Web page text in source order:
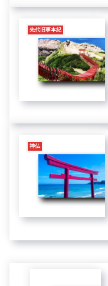
先代旧事本紀
神仏